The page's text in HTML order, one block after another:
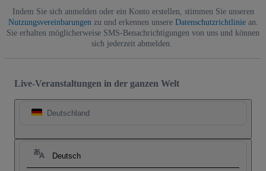
Indem Sie sich anmelden oder ein Konto erstellen, stimmen Sie unseren
Nutzungsvereinbarungen zu und erkennen unsere Datenschutzrichtliniean.
Sie erhalten möglicherweise SMS-Benachrichtigungen von uns und können
sich jederzeit abmelden.
Live-Veranstaltungen in der ganzen Welt
Deutschland
Deutsch